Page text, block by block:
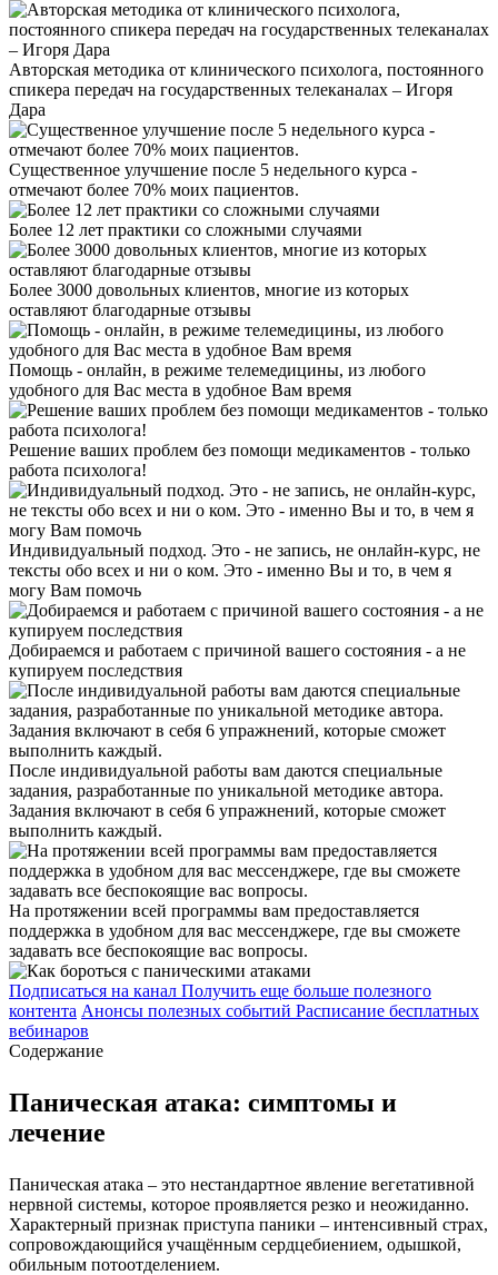
Авторская методика от клинического психолога, постоянного
спикера передач на государственных телеканалах – Игоря
Дара
Существенное улучшение после 5 недельного курса -
отмечают более 70% моих пациентов.
Более 12 лет практики со сложными случаями
Более 3000 довольных клиентов, многие из которых
оставляют благодарные отзывы
Помощь - онлайн, в режиме телемедицины, из любого
удобного для Вас места в удобное Вам время
Решение ваших проблем без помощи медикаментов - только
работа психолога!
Индивидуальный подход. Это - не запись, не онлайн-курс, не
тексты обо всех и ни о ком. Это - именно Вы и то, в чем я
могу Вам помочь
Добираемся и работаем с причиной вашего состояния - а не
купируем последствия
После индивидуальной работы вам даются специальные
задания, разработанные по уникальной методике автора.
Задания включают в себя 6 упражнений, которые сможет
выполнить каждый.
На протяжении всей программы вам предоставляется
поддержка в удобном для вас мессенджере, где вы сможете
задавать все беспокоящие вас вопросы.
Подписаться на канал Получить еще больше полезного
контента Анонсы полезных событий Расписание бесплатных
вебинаров
Содержание
Паническая атака: симптомы и
лечение
Паническая атака – это нестандартное явление вегетативной
нервной системы, которое проявляется резко и неожиданно.
Характерный признак приступа паники – интенсивный страх,
сопровождающийся учащённым сердцебиением, одышкой,
обильным потоотделением.